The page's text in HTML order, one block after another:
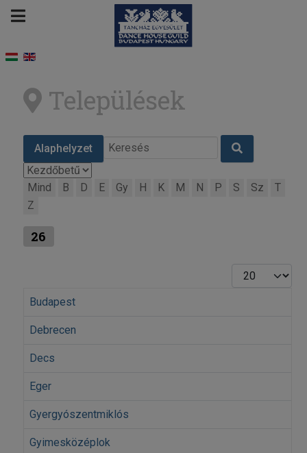
Települések
Alaphelyzet
Mind B D E Gy H K M N P S Sz
T
Z
26
Tételek #
Budapest
Debrecen
Decs
Eger
Gyergyószentmiklós
Gyimesközéplok